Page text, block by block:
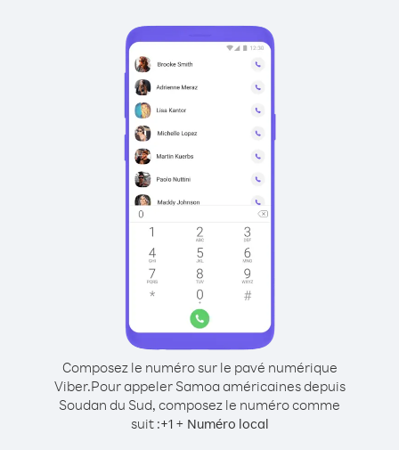
Composez le numéro sur le pavé numérique
Viber.Pour appeler Samoa américaines depuis
Soudan du Sud, composez le numéro comme
suit :+1+ Numéro local